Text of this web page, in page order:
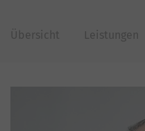
Übersicht Leistungen